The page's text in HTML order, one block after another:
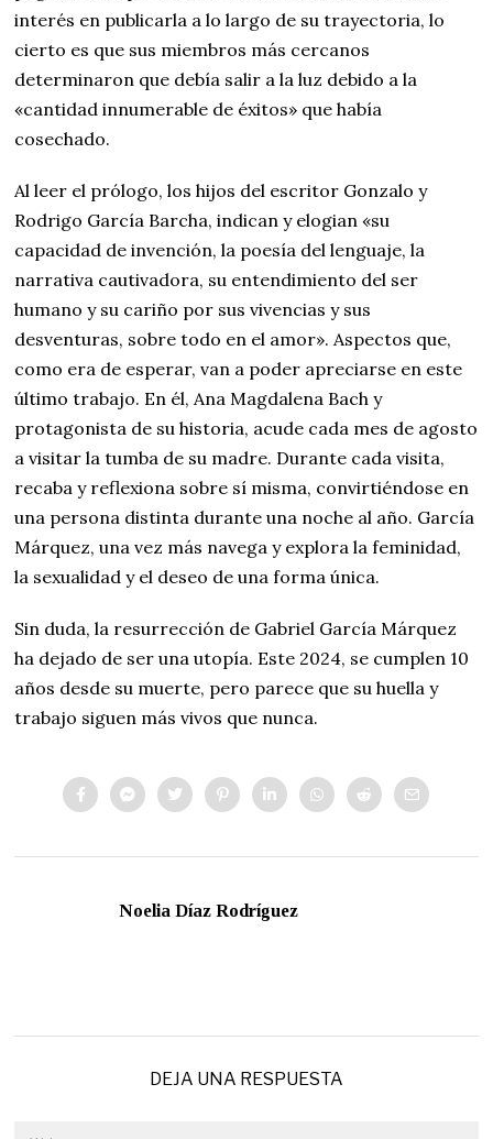
interés en publicarla a lo largo de su trayectoria, lo
cierto es que sus miembros más cercanos
determinaron que debía salir a la luz debido a la
«cantidad innumerable de éxitos» que había
cosechado.
Al leer el prólogo, los hijos del escritor Gonzalo y
Rodrigo García Barcha, indican y elogian «su
capacidad de invención, la poesía del lenguaje, la
narrativa cautivadora, su entendimiento del ser
humano y su cariño por sus vivencias y sus
desventuras, sobre todo en el amor». Aspectos que,
como era de esperar, van a poder apreciarse en este
último trabajo. En él, Ana Magdalena Bach y
protagonista de su historia, acude cada mes de agosto
a visitar la tumba de su madre. Durante cada visita,
recaba y reflexiona sobre sí misma, convirtiéndose en
una persona distinta durante una noche al año. García
Márquez, una vez más navega y explora la feminidad,
la sexualidad y el deseo de una forma única.
Sin duda, la resurrección de Gabriel García Márquez
ha dejado de ser una utopía. Este 2024, se cumplen 10
años desde su muerte, pero parece que su huella y
trabajo siguen más vivos que nunca.
Noelia Díaz Rodríguez
DEJA UNA RESPUESTA